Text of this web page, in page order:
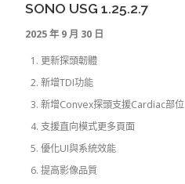
SONO USG 1.25.2.7
2025 年 9 月 30 日
更新探頭韌體
新增TDI功能
新增Convex探頭支援Cardiac部位
支援直向模式更多頁面
優化UI與系統效能
提高影像品質